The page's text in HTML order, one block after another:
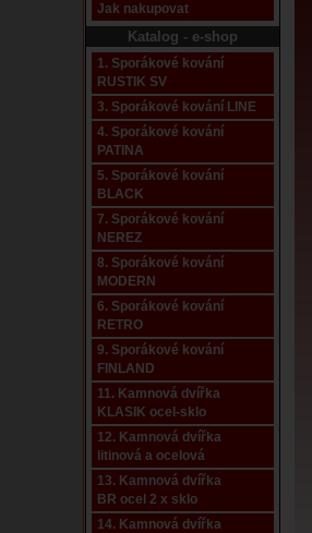
Jak nakupovat
Katalog - e-shop
1. Sporákové kování
RUSTIK SV
3. Sporákové kování LINE
4. Sporákové kování
PATINA
5. Sporákové kování
BLACK
7. Sporákové kování
NEREZ
8. Sporákové kování
MODERN
6. Sporákové kování
RETRO
9. Sporákové kování
FINLAND
11. Kamnová dvířka
KLASIK ocel-sklo
12. Kamnová dvířka
litinová a ocelová
13. Kamnová dvířka
BR ocel 2 x sklo
14. Kamnová dvířka